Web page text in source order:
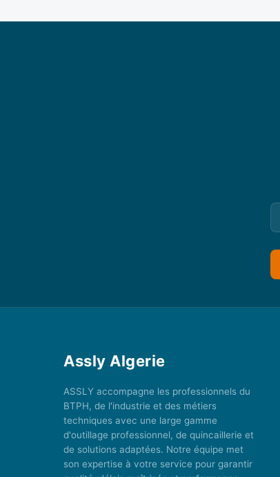
Assly Algerie
ASSLY accompagne les professionnels du
BTPH, de l'industrie et des métiers
techniques avec une large gamme
d'outillage professionnel, de quincaillerie et
de solutions adaptées. Notre équipe met
son expertise à votre service pour garantir